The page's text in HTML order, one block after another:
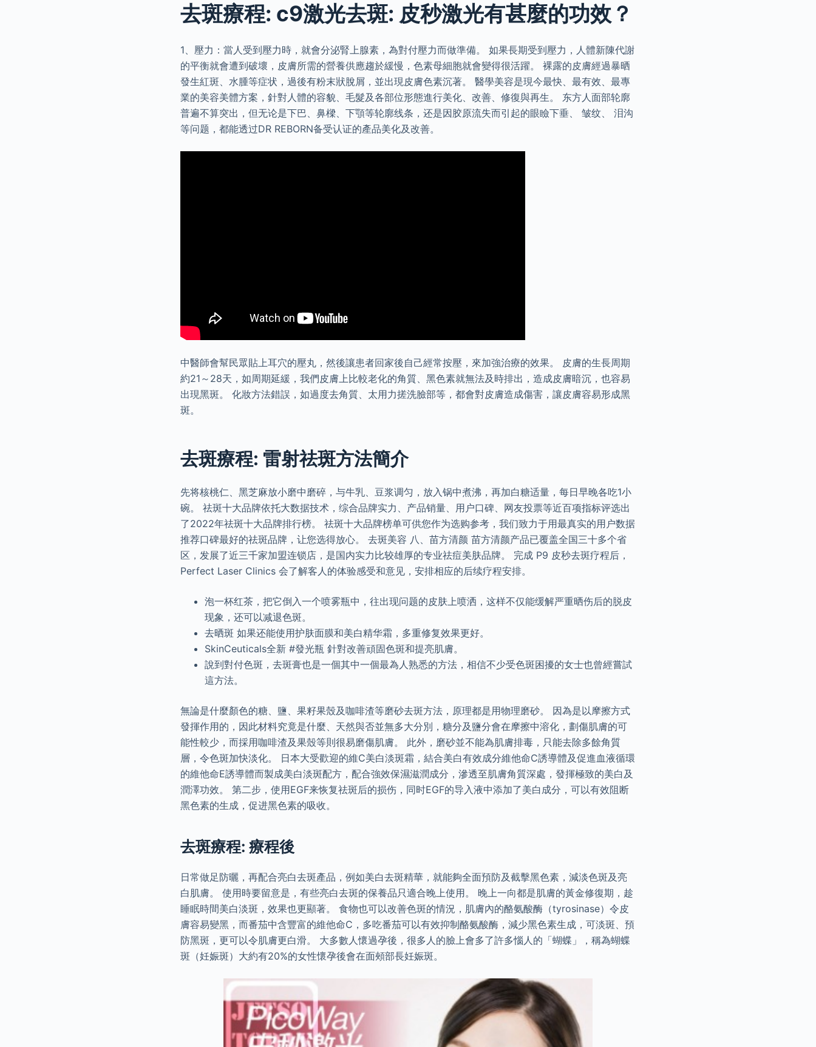
去斑療程: c9激光去斑: 皮秒激光有甚麼的功效？
1、壓力：當人受到壓力時，就會分泌腎上腺素，為對付壓力而做準備。 如果長期受到壓力，人體新陳代謝
的平衡就會遭到破壞，皮膚所需的營養供應趨於緩慢，色素母細胞就會變得很活躍。 裸露的皮膚經過暴晒
發生紅斑、水腫等症状，過後有粉末狀脫屑，並出現皮膚色素沉著。 醫學美容是現今最快、最有效、最專
業的美容美體方案，針對人體的容貌、毛髮及各部位形態進行美化、改善、修復與再生。 东方人面部轮廓
普遍不算突出，但无论是下巴、鼻樑、下顎等轮廓线条，还是因胶原流失而引起的眼瞼下垂、 皱纹、 泪沟
等问题，都能透过DR REBORN备受认证的產品美化及改善。
中醫師會幫民眾貼上耳穴的壓丸，然後讓患者回家後自己經常按壓，來加強治療的效果。 皮膚的生長周期
約21～28天，如周期延緩，我們皮膚上比較老化的角質、黑色素就無法及時排出，造成皮膚暗沉，也容易
出現黑斑。 化妝方法錯誤，如過度去角質、太用力搓洗臉部等，都會對皮膚造成傷害，讓皮膚容易形成黑
斑。
去斑療程: 雷射祛斑方法簡介
先将核桃仁、黑芝麻放小磨中磨碎，与牛乳、豆浆调匀，放入锅中煮沸，再加白糖适量，每日早晚各吃1小
碗。 祛斑十大品牌依托大数据技术，综合品牌实力、产品销量、用户口碑、网友投票等近百项指标评选出
了2022年祛斑十大品牌排行榜。 祛斑十大品牌榜单可供您作为选购参考，我们致力于用最真实的用户数据
推荐口碑最好的祛斑品牌，让您选得放心。 去斑美容 八、苗方清颜 苗方清颜产品已覆盖全国三十多个省
区，发展了近三千家加盟连锁店，是国内实力比较雄厚的专业祛痘美肤品牌。 完成 P9 皮秒去斑疗程后，
Perfect Laser Clinics 会了解客人的体验感受和意见，安排相应的后续疗程安排。
泡一杯红茶，把它倒入一个喷雾瓶中，往出现问题的皮肤上喷洒，这样不仅能缓解严重晒伤后的脱皮
现象，还可以减退色斑。
去晒斑 如果还能使用护肤面膜和美白精华霜，多重修复效果更好。
SkinCeuticals全新 #發光瓶 針對改善頑固色斑和提亮肌膚。
說到對付色斑，去斑膏也是一個其中一個最為人熟悉的方法，相信不少受色斑困擾的女士也曾經嘗試
這方法。
無論是什麼顏色的糖、鹽、果籽果殼及咖啡渣等磨砂去斑方法，原理都是用物理磨砂。 因為是以摩擦方式
發揮作用的，因此材料究竟是什麼、天然與否並無多大分別，糖分及鹽分會在摩擦中溶化，劃傷肌膚的可
能性較少，而採用咖啡渣及果殼等則很易磨傷肌膚。 此外，磨砂並不能為肌膚排毒，只能去除多餘角質
層，令色斑加快淡化。 日本大受歡迎的維C美白淡斑霜，結合美白有效成分維他命C誘導體及促進血液循環
的維他命E誘導體而製成美白淡斑配方，配合強效保濕滋潤成分，滲透至肌膚角質深處，發揮極致的美白及
潤澤功效。 第二步，使用EGF来恢复祛斑后的损伤，同时EGF的导入液中添加了美白成分，可以有效阻断
黑色素的生成，促进黑色素的吸收。
去斑療程: 療程後
日常做足防曬，再配合亮白去斑產品，例如美白去斑精華，就能夠全面預防及截擊黑色素，減淡色斑及亮
白肌膚。 使用時要留意是，有些亮白去斑的保養品只適合晚上使用。 晚上一向都是肌膚的黃金修復期，趁
睡眠時間美白淡斑，效果也更顯著。 食物也可以改善色斑的情況，肌膚內的酪氨酸酶（tyrosinase）令皮
膚容易變黑，而番茄中含豐富的維他命C，多吃番茄可以有效抑制酪氨酸酶，減少黑色素生成，可淡斑、預
防黑斑，更可以令肌膚更白滑。 大多數人懷過孕後，很多人的臉上會多了許多惱人的「蝴蝶」，稱為蝴蝶
斑（妊娠斑）大約有20%的女性懷孕後會在面頰部長妊娠斑。